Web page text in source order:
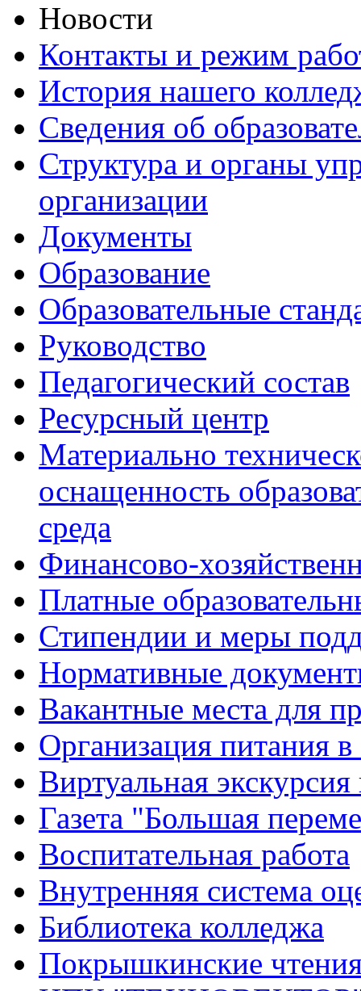
Новости
Контакты и режим
История нашего
Сведения об
Структура и органы
организации
Документы
Образование
Образовательные
Руководство
Педагогический состав
Ресурсный центр
Материально
оснащенность
среда
Финансово-
Платные
Стипендии и меры
Нормативные
Вакантные места для
Организация питания в
Виртуальная
Газета "Большая
Воспитательная работа
Внутренняя система
Библиотека колледжа
Покрышкинские